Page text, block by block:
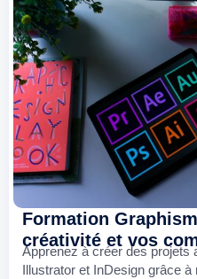
Formation
créativité et vos
Apprenez à créer des projets
Illustrator et InDesign grâce